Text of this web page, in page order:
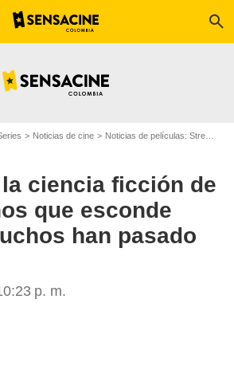
search
Noticias de cine Noticias de películas: Streaming
ciencia ficción de
que esconde
han pasado
p. m.